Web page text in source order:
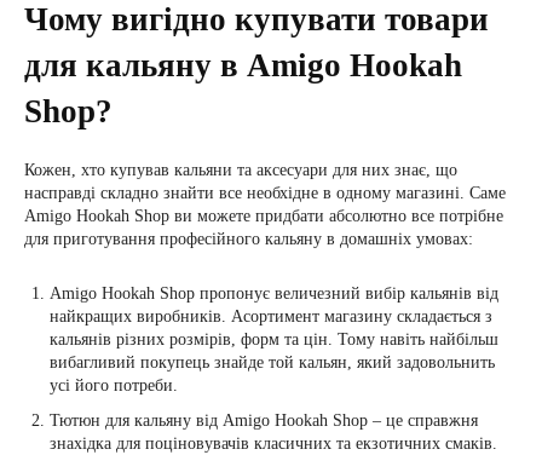
Чому вигідно купувати товари
для кальяну в Amigo Hookah
Shop?
Кожен, хто купував кальяни та аксесуари для них знає, що
насправді складно знайти все необхідне в одному магазині. Саме
Amigo Hookah Shop ви можете придбати абсолютно все потрібне
для приготування професійного кальяну в домашніх умовах:
Amigo Hookah Shop пропонує величезний вибір кальянів від
найкращих виробників. Асортимент магазину складається з
кальянів різних розмірів, форм та цін. Тому навіть найбільш
вибагливий покупець знайде той кальян, який задовольнить
усі його потреби.
Тютюн для кальяну від Amigo Hookah Shop – це справжня
знахідка для поціновувачів класичних та екзотичних смаків.